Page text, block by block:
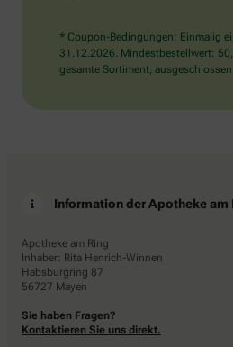
* Coupon-Bedingungen: Einmalig
31.12.2026. Mindestbestellwert:
gesamte Sortiment,
Information der Apotheke am
Apotheke am Ring
Inhaber: Rita Henrich-Winnen
Habsburgring 87
56727 Mayen
Sie haben Fragen?
Kontaktieren Sie uns direkt.